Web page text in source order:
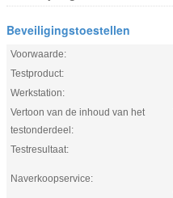
Beveiligingstoestellen
Voorwaarde:
Testproduct:
Werkstation:
Vertoon van de inhoud van het
testonderdeel:
Testresultaat:
Naverkoopservice: